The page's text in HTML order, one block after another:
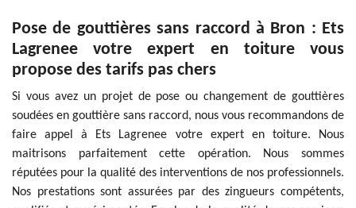
Pose de gouttières sans raccord à Bron : Ets
Lagrenee votre expert en toiture vous
propose des tarifs pas chers
Si vous avez un projet de pose ou changement de gouttières
soudées en gouttière sans raccord, nous vous recommandons de
faire appel à Ets Lagrenee votre expert en toiture. Nous
maitrisons parfaitement cette opération. Nous sommes
réputées pour la qualité des interventions de nos professionnels.
Nos prestations sont assurées par des zingueurs compétents,